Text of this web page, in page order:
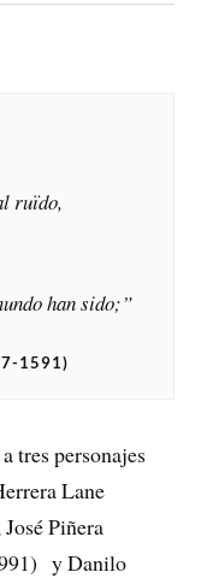
ruïdo,
han sido;”
1591)
tres personajes
Lane
Piñera
y Danilo